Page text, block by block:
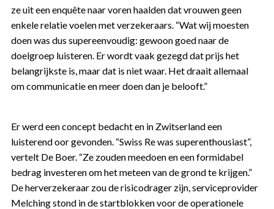
ze uit een enquête naar voren haalden dat vrouwen geen
enkele relatie voelen met verzekeraars. “Wat wij moesten
doen was dus supereenvoudig: gewoon goed naar de
doelgroep luisteren. Er wordt vaak gezegd dat prijs het
belangrijkste is, maar dat is niet waar. Het draait allemaal
om communicatie en meer doen dan je belooft.”
Er werd een concept bedacht en in Zwitserland een
luisterend oor gevonden. “Swiss Re was superenthousiast”,
vertelt De Boer. “Ze zouden meedoen en een formidabel
bedrag investeren om het meteen van de grond te krijgen.”
De herverzekeraar zou de risicodrager zijn, serviceprovider
Melching stond in de startblokken voor de operationele